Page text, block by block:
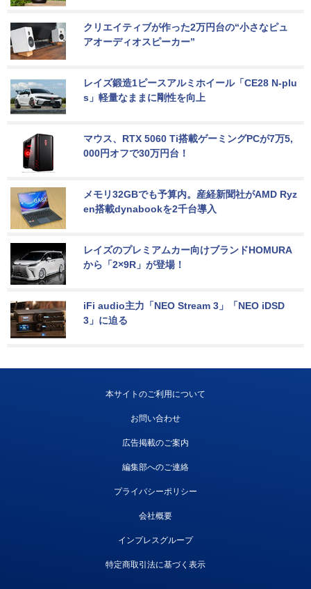
クリエイティブが作った2万円台の“小さなピュ
アオーディオスピーカー”
レイズ鍛造1ピースアルミホイール「CE28 N-plu
s」軽量なままに剛性を向上
マウス、RTX 5060 Ti搭載ゲーミングPCが7万5,
000円オフで30万円台！
メモリ32GBでも予算内。産経新聞社がAMD Ryz
en搭載dynabookを2千台導入
レイズのプレミアムカー向けブランドHOMURA
から「2×9R」が登場！
iFi audio主力「NEO Stream 3」「NEO iDSD
3」に迫る
本サイトのご利用について
お問い合わせ
広告掲載のご案内
編集部へのご連絡
プライバシーポリシー
会社概要
インプレスグループ
特定商取引法に基づく表示